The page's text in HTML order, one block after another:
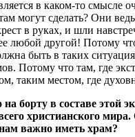
в каком-то смысле
могут сделать? Они
в руках, и шли
любой другой! Потому
быть в таких
что там, где
таким местом, где
борту в составе этой
христианского
важно иметь храм?